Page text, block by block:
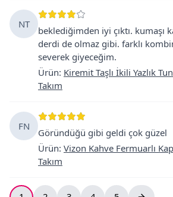
NT
beklediğimden iyi çıktı. kumaşı
derdi de olmaz gibi. farklı
severek giyeceğim.
Ürün: Kiremit Taşlı İkili Yazlık
Takım
FN
Göründüğü gibi geldi çok güzel
Ürün: Vizon Kahve Fermuarlı
Takım